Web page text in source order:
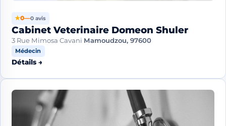
★0—0 avis
Cabinet Veterinaire Domeon Shuler
3 Rue Mimosa Cavani Mamoudzou, 97600
Médecin
Détails →